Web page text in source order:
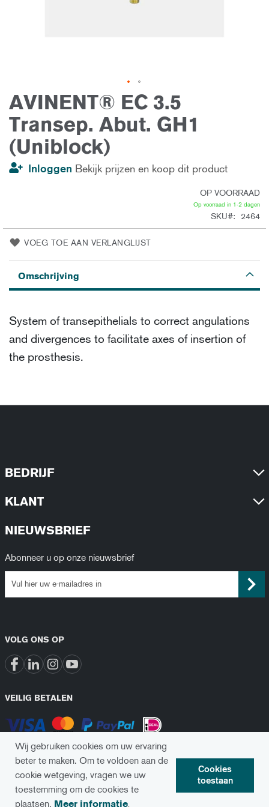
Wij gebruiken cookies om uw ervaring
beter te maken. Om te voldoen aan de
cookie wetgeving, vragen we uw
toestemming om de cookies te
plaatsen. Meer informatie.
Cookies
toestaan
AVINENT® EC 3.5
Transep. Abut. GH1
(Uniblock)
Inloggen Bekijk prijzen en koop dit product
OP VOORRAAD
Op voorraad in 1-2 dagen
SKU 2464
VOEG TOE AAN VERLANGLIJST
Ga
naar
begin
van
de
afbeeldingen-
gallerij
Omschrijving
System of transepithelials to correct angulations
and divergences to facilitate axes of insertion of
the prosthesis.
BEDRIJF
KLANT
NIEUWSBRIEF
Abonneer u op onze nieuwsbrief
VOLG ONS OP
VEILIG BETALEN
© 2024 Implanix. Alle rechten voorbehouden